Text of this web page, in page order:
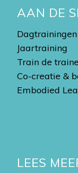
AAN DE
Dagtrainingen
Jaartraining
Train de
Co-creatie &
Embodied
LEES